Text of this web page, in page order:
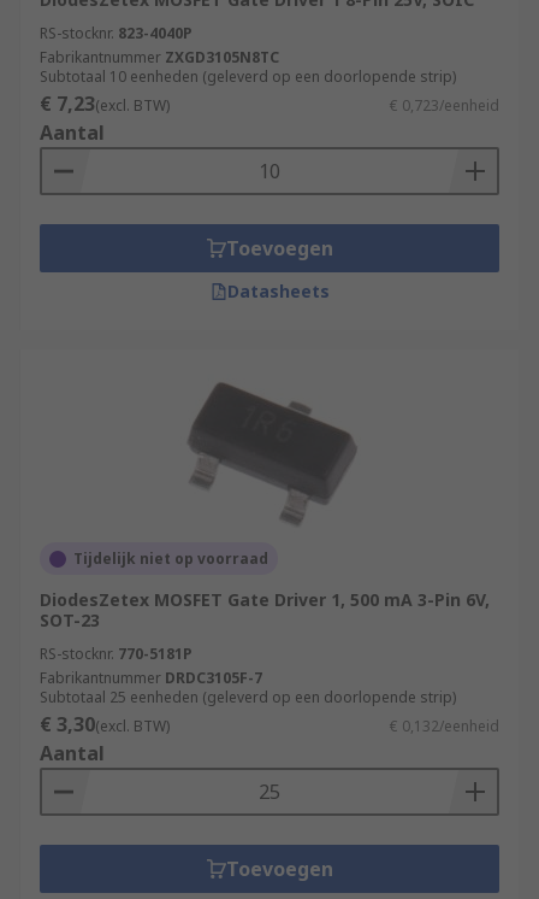
RS-stocknr. 823-4040P
Fabrikantnummer ZXGD3105N8TC
Subtotaal 10 eenheden (geleverd op een doorlopende strip)
€ 7,23(excl. BTW) € 0,723/eenheid
Aantal
Toevoegen
Datasheets
Tijdelijk niet op voorraad
DiodesZetex MOSFET Gate Driver 1, 500 mA 3-Pin 6V,
SOT-23
RS-stocknr. 770-5181P
Fabrikantnummer DRDC3105F-7
Subtotaal 25 eenheden (geleverd op een doorlopende strip)
€ 3,30(excl. BTW) € 0,132/eenheid
Aantal
Toevoegen